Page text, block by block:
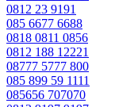
0812 23 9191
085 6677 6688
0818 0811 0856
0812 188 12221
08777 5777 800
085 899 59 1111
085656 707070